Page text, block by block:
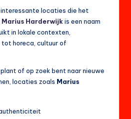
locaties die het
Marius Harderwijkis een naam
in lokale contexten,
horeca, cultuur of
of op zoek bent naar nieuwe
locaties zoals Marius